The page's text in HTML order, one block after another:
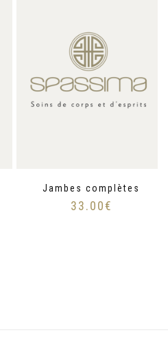
Jambes complètes
33.00€